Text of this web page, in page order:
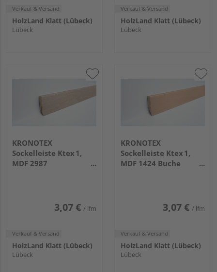
Verkauf & Versand
HolzLand Klatt (Lübeck)
Lübeck
Verkauf & Versand
HolzLand Klatt (Lübeck)
Lübeck
KRONOTEX
Sockelleiste Ktex 1,
MDF 2987
3,07 € / lfm
Verkauf & Versand
HolzLand Klatt (Lübeck)
Lübeck
KRONOTEX
Sockelleiste Ktex 1,
MDF 1424 Buche
3,07 € / lfm
Verkauf & Versand
HolzLand Klatt (Lübeck)
Lübeck